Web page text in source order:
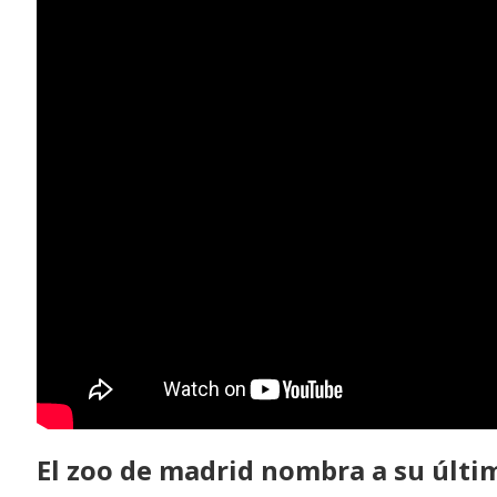
El zoo de madrid nombra a su